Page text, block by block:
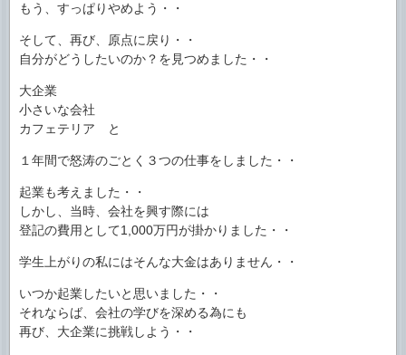
もう、すっぱりやめよう・・
そして、再び、原点に戻り・・
自分がどうしたいのか？を見つめました・・
大企業
小さいな会社
カフェテリア と
１年間で怒涛のごとく３つの仕事をしました・・
起業も考えました・・
しかし、当時、会社を興す際には
登記の費用として1,000万円が掛かりました・・
学生上がりの私にはそんな大金はありません・・
いつか起業したいと思いました・・
それならば、会社の学びを深める為にも
再び、大企業に挑戦しよう・・